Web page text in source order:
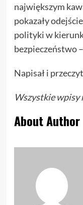
największym
pokazały
polityki w
Napisał i
Wszystkie wpisy
About Author